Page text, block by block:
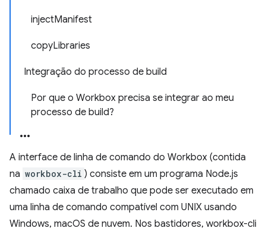
injectManifest
copyLibraries
Integração do processo de build
Por que o Workbox precisa se integrar ao meu
processo de build?
A interface de linha de comando do Workbox (contida
na workbox-cli ) consiste em um programa Node.js
chamado caixa de trabalho que pode ser executado em
uma linha de comando compatível com UNIX usando
Windows, macOS de nuvem. Nos bastidores, workbox-cli